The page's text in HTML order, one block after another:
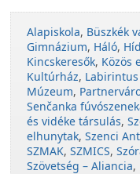
Alapiskola, Büszkék
Gimnázium, Háló, Híd
Kincskeresők, Közös
Kultúrház,
Múzeum,
Senčanka
és vidéke társulás,
elhunytak, Szenci
SZMAK, SZMICS,
Szövetség – Aliancia,